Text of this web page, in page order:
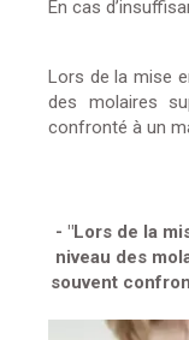
En cas
Lors de la mise
des molaires
confronté à un
- "Lors de la
niveau des
souvent